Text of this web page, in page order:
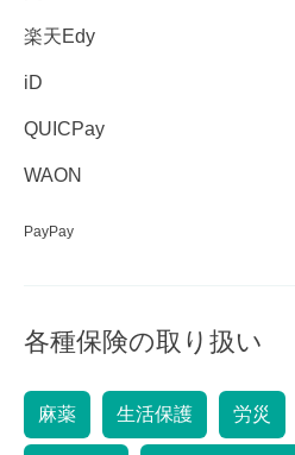
楽天Edy
iD
QUICPay
WAON
PayPay
各種保険の取り扱い
麻薬 生活保護 労災